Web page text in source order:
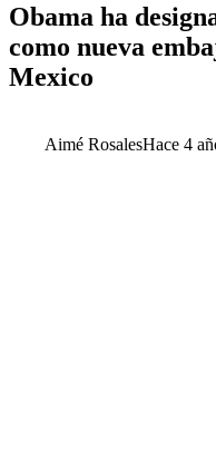
Obama ha
como nueva
Mexico
Aimé RosalesHace 4